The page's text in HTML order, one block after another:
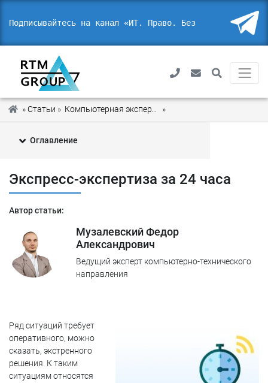
Безопасн _
»Статьи » Компьютерная экспертиза »
Оглавление
2 Срок проведения экспертизы после инцидента
3 Пример экспертизы
Экспресс-экспертиза за 24 часа
Автор статьи:
Музалевский Федор
Александрович
Ведущий эксперт компьютерно-технического
направления
Ряд ситуаций требует
оперативного, можно
сказать, экстренного
решения. К таким
ситуациям относятся